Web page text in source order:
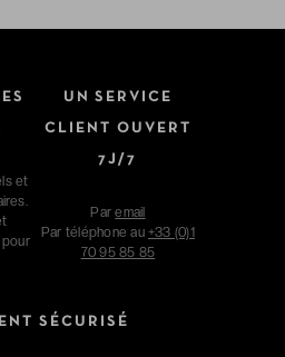
et
UN SERVICE
CLIENT OUVERT
7J/7
Paremail
Par téléphone au +33 (0)1
70 95 85 85
SÉCURISÉ